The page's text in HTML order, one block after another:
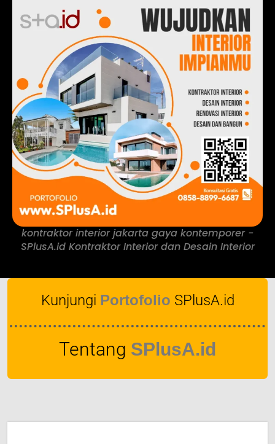
kontraktor interior jakarta gaya kontemporer -
SPlusA.id Kontraktor Interior dan Desain Interior
Kunjungi Portofolio SPlusA.id
Tentang SPlusA.id